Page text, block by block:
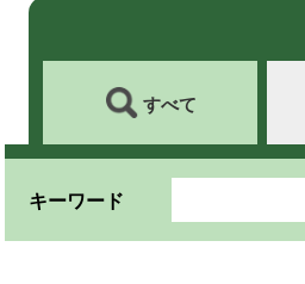
すべて
キーワード